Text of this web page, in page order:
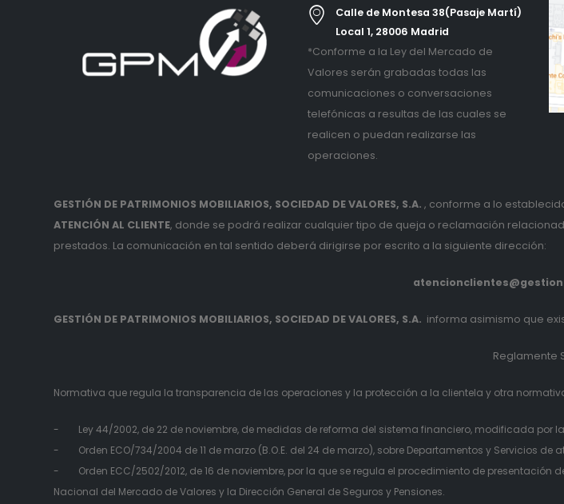
Calle de Montesa 38(Pasaje Martí)
Local 1, 28006 Madrid
*Conforme a la Ley del Mercado de
Valores serán grabadas todas las
comunicaciones o conversaciones
telefónicas a resultas de las cuales se
realicen o puedan realizarse las
operaciones.
GESTIÓN DE PATRIMONIOS MOBILIARIOS, SOCIEDAD DE VALORES, S.A. , conforme a lo
ATENCIÓN AL CLIENTE, donde se podrá realizar cualquier tipo de queja o reclamación
prestados. La comunicación en tal sentido deberá dirigirse por escrito a la siguiente dirección:
GESTIÓN DE PATRIMONIOS MOBILIARIOS, SOCIEDAD DE VALORES, S.A. informa asimismo que
Reglamente
Normativa que regula la transparencia de las operaciones y la protección a la clientela y otra
- Ley 44/2002, de 22 de noviembre, de medidas de reforma del sistema financiero, modificada por la
- Orden ECO/734/2004 de 11 de marzo (B.O.E. del 24 de marzo), sobre Departamentos y Servicios
- Orden ECC/2502/2012, de 16 de noviembre, por la que se regula el procedimiento de
Nacional del Mercado de Valores y la Dirección General de Seguros y Pensiones.